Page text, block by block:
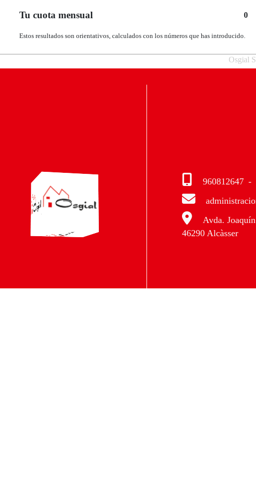
Tu cuota mensual 0
Estos resultados son orientativos, calculados con los números que has introducido.
Osgial
960812647 -
Avda.
46290 Alcàsser